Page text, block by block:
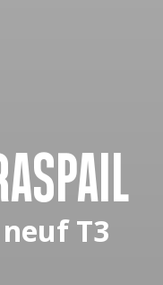
T3